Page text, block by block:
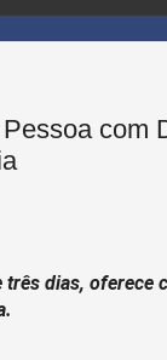
com
dias,